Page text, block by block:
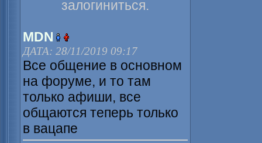
залогиниться.
MDN
ДАТА: 28/11/2019 09:17
Все общение в основном
на форуме, и то там
только афиши, все
общаются теперь только
в вацапе